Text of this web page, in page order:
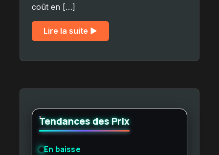
coût en […]
Lire la suite ▶︎
Tendances des Prix
En baisse